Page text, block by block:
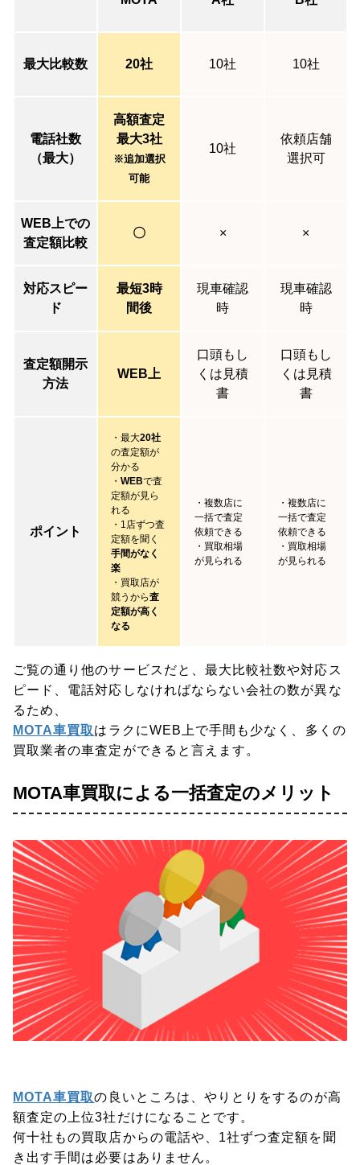
最大比較数 20社 10社 10社
電話社数
（最大）
高額査定
最大3社
※追加選択
可能
10社
依頼店舗
選択可
WEB上での
査定額比較
〇 × ×
対応スピー
ド
最短3時
間後
現車確認
時
現車確認
時
査定額開示
方法
WEB上
口頭もし
くは見積
書
口頭もし
くは見積
書
ポイント
・最大20社
の査定額が
分かる
・ WEBで査
定額が見ら
れる
・1店ずつ査
定額を聞く
手間がなく
楽
・買取店が
競うから査
定額が高く
なる
・複数店に
一括で査定
依頼できる
・買取相場
が見られる
・複数店に
一括で査定
依頼できる
・買取相場
が見られる
ご覧の通り他のサービスだと、最大比較社数や対応ス
ピード、電話対応しなければならない会社の数が異な
るため、
MOTA車買取はラクにWEB上で手間も少なく、多くの
買取業者の車査定ができると言えます。
MOTA車買取による一括査定のメリット
MOTA車買取の良いところは、やりとりをするのが高
額査定の上位3社だけになることです。
何十社もの買取店からの電話や、1社ずつ査定額を聞
き出す手間は必要はありません。